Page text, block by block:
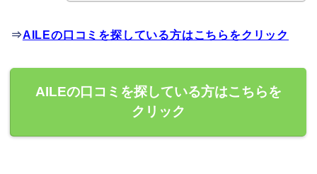
⇒AILEの口コミを探している方はこちらをクリック
AILEの口コミを探している方はこちらを
クリック